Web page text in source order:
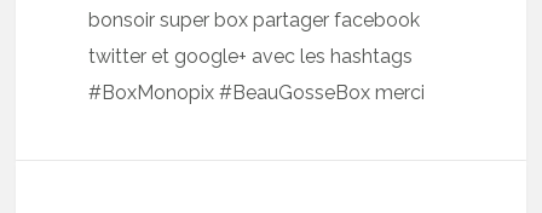
bonsoir super box partager facebook
twitter et google+ avec les hashtags
#BoxMonopix #BeauGosseBox merci